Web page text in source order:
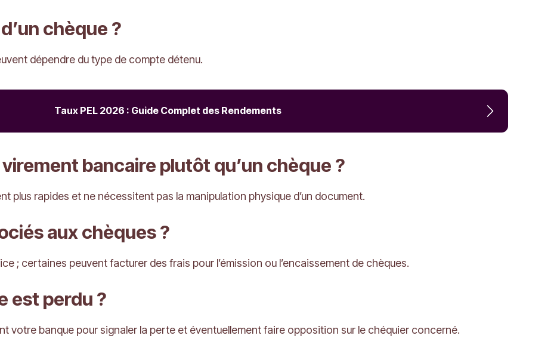
chèque ?
dépendre du type de compte détenu.
Taux PEL 2026 : Guide Complet des Rendements
bancaire plutôt qu’un chèque ?
plus rapides et ne nécessitent pas la manipulation physique d’un document.
aux chèques ?
; certaines peuvent facturer des frais pour l’émission ou l’encaissement de chèques.
est perdu ?
votre banque pour signaler la perte et éventuellement faire opposition sur le chéquier concerné.